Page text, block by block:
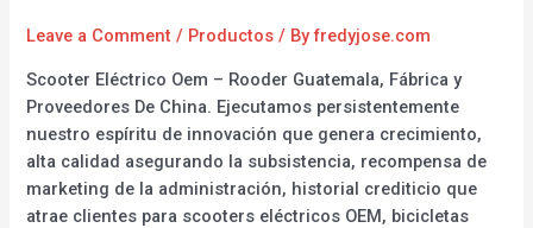
Leave a Comment / Productos / Byfredyjose.com
Scooter Eléctrico Oem – Rooder Guatemala, Fábrica y
Proveedores De China. Ejecutamos persistentemente
nuestro espíritu de innovación que genera crecimiento,
alta calidad asegurando la subsistencia, recompensa de
marketing de la administración, historial crediticio que
atrae clientes para scooters eléctricos OEM, bicicletas